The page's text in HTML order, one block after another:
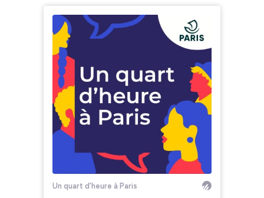
Un quart d'heure à Paris